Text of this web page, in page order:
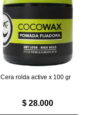
Cera rolda active x 100 gr
$28.000